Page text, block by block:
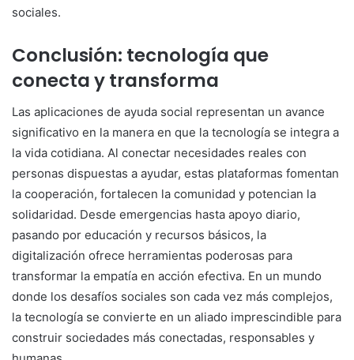
sociales.
Conclusión: tecnología que
conecta y transforma
Las aplicaciones de ayuda social representan un avance
significativo en la manera en que la tecnología se integra a
la vida cotidiana. Al conectar necesidades reales con
personas dispuestas a ayudar, estas plataformas fomentan
la cooperación, fortalecen la comunidad y potencian la
solidaridad. Desde emergencias hasta apoyo diario,
pasando por educación y recursos básicos, la
digitalización ofrece herramientas poderosas para
transformar la empatía en acción efectiva. En un mundo
donde los desafíos sociales son cada vez más complejos,
la tecnología se convierte en un aliado imprescindible para
construir sociedades más conectadas, responsables y